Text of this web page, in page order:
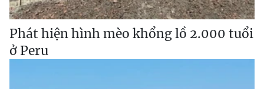
Phát hiện hình mèo khổng lồ 2.000 tuổi
ở Peru